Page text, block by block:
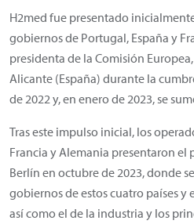
H2med fue presentado
gobiernos de Portugal, España y
presidenta de la Comisión
Alicante (España) durante la
de 2022 y, en enero de 2023, se
Tras este impulso inicial, los
Francia y Alemania presentaron el
Berlín en octubre de 2023, donde
gobiernos de estos cuatro países y
así como el de la industria y los